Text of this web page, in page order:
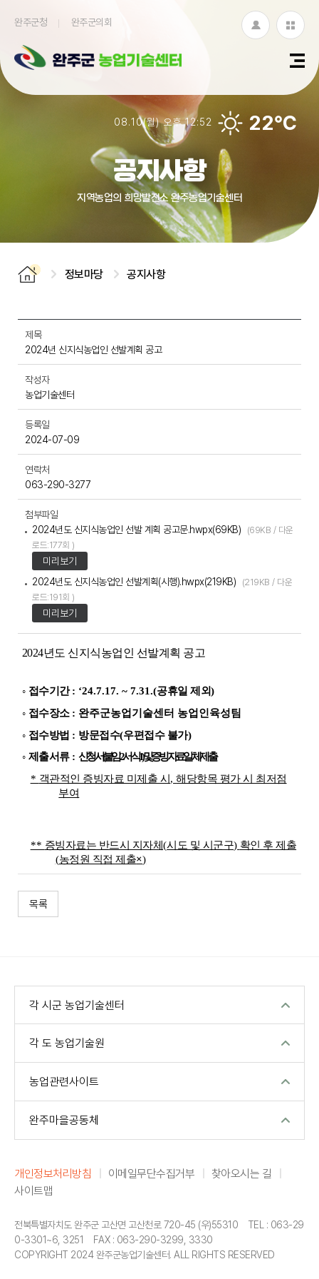
완주군청
완주군의회
모
08.10(월) 오후 12:52 22℃
공지사항
지역농업의 희망발전소 완주농업기술센터
정보마당 공지사항
제목
2024년 신지식농업인 선발계획 공고
작성자
농업기술센터
등록일
2024-07-09
연락처
063-290-3277
첨부파일
2024년도 신지식농업인 선발 계획 공고문.hwpx(69KB) (69KB / 다운
로드:177회 )
미리보기
2024년도 신지식농업인 선발계획(시행).hwpx(219KB) (219KB / 다운
로드:191회 )
미리보기
2024년도 신지식농업인 선발계획 공고
◦ 접수기간: ‘24.7.17. ~ 7.31.(공휴일 제외)
◦ 접수장소 : 완주군농업기술센터 농업인육성팀
◦ 접수방법 : 방문접수(우편접수 불가)
◦ 제출서류 :신청서(붙임2서식1)및 증빙자료 일체 제출
* 객관적인 증빙자료 미제출 시 ,해당항목 평가 시 최저점
부여
** 증빙자료는 반드시 지자체(시도 및 시군구) 확인 후 제출
(농정원 직접 제출×)
목록
각 시군 농업기술센터
각 도 농업기술원
농업관련사이트
완주마을공동체
개인정보처리방침 이메일무단수집거부
찾아오시는 길
사이트맵
전북특별자치도 완주군 고산면 고산천로 720-45 (우)55310
TEL : 063-29
0-3301~6, 3251
FAX : 063-290-3299, 3330
COPYRIGHT 2024 완주군농업기술센터. ALL RIGHTS RESERVED